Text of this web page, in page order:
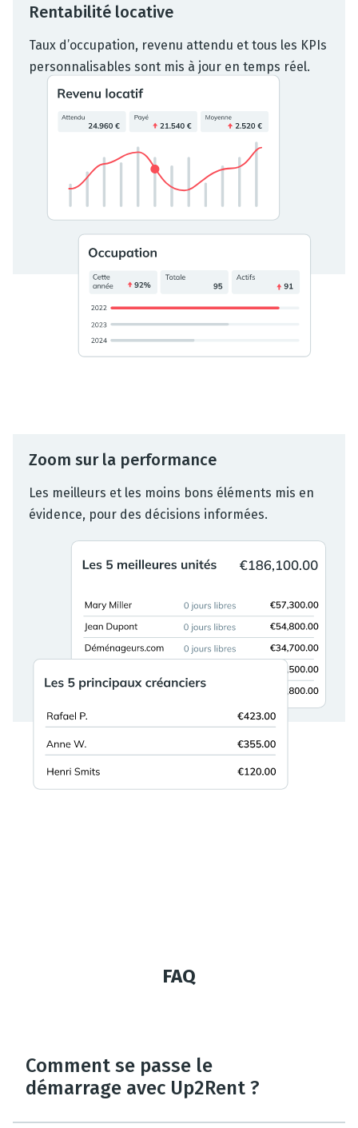
Rentabilité locative
Taux d’occupation, revenu attendu et tous les KPIs
personnalisables sont mis à jour en temps réel.
Zoom sur la performance
Les meilleurs et les moins bons éléments mis en
évidence, pour des décisions informées.
FAQ
Comment se passe le
démarrage avec Up2Rent ?